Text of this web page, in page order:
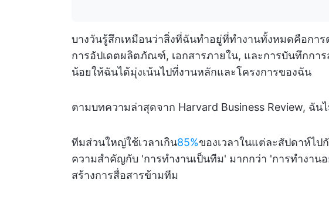
บางวันรู้สึกเหมือนว่าสิ่งที่ฉันทำอยู่ที่ทำงานทั้งหมดคือกา
การอัปเดตผลิตภัณฑ์, เอกสารภายใน, และการบันทึกการ
น้อยให้ฉันได้มุ่งเน้นไปที่งานหลักและโครงการของฉัน
ตามบทความล่าสุดจาก Harvard Business Review, ฉัน
ทีมส่วนใหญ่ใช้เวลาเกิน85%ของเวลาในแต่ละสัปดาห์ไป
ความสำคัญกับ 'การทำงานเป็นทีม' มากกว่า 'การทำงาน
สร้างการสื่อสารข้ามทีม